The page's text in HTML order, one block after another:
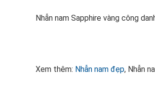
Nhẫn nam Sapphire vàng công
Xem thêm: Nhẫn nam đẹp, Nhẫn